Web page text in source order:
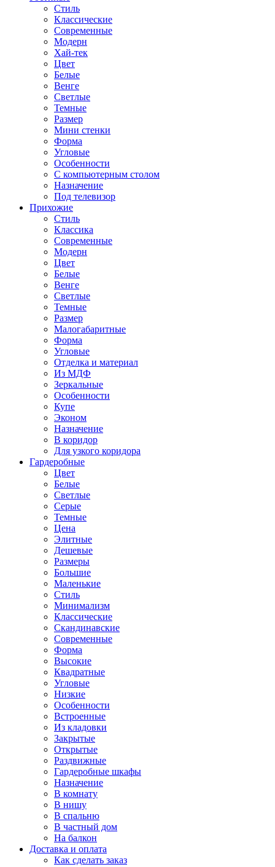
Стиль
Классические
Современные
Модерн
Хай-тек
Цвет
Белые
Венге
Светлые
Темные
Размер
Мини стенки
Форма
Угловые
Особенности
С компьютерным столом
Назначение
Под телевизор
Прихожие
Стиль
Классика
Современные
Модерн
Цвет
Белые
Венге
Светлые
Темные
Размер
Малогабаритные
Форма
Угловые
Отделка и материал
Из МДФ
Зеркальные
Особенности
Купе
Эконом
Назначение
В коридор
Для узкого коридора
Гардеробные
Цвет
Белые
Светлые
Серые
Темные
Цена
Элитные
Дешевые
Размеры
Большие
Маленькие
Стиль
Минимализм
Классические
Скандинавские
Современные
Форма
Высокие
Квадратные
Угловые
Низкие
Особенности
Встроенные
Из кладовки
Закрытые
Открытые
Раздвижные
Гардеробные шкафы
Назначение
В комнату
В нишу
В спальню
В частный дом
На балкон
Доставка и оплата
Как сделать заказ